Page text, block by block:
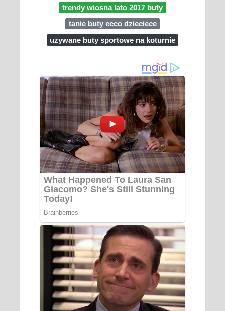
trendy wiosna lato 2017 buty
tanie buty ecco dzieciece
uzywane buty sportowe na koturnie